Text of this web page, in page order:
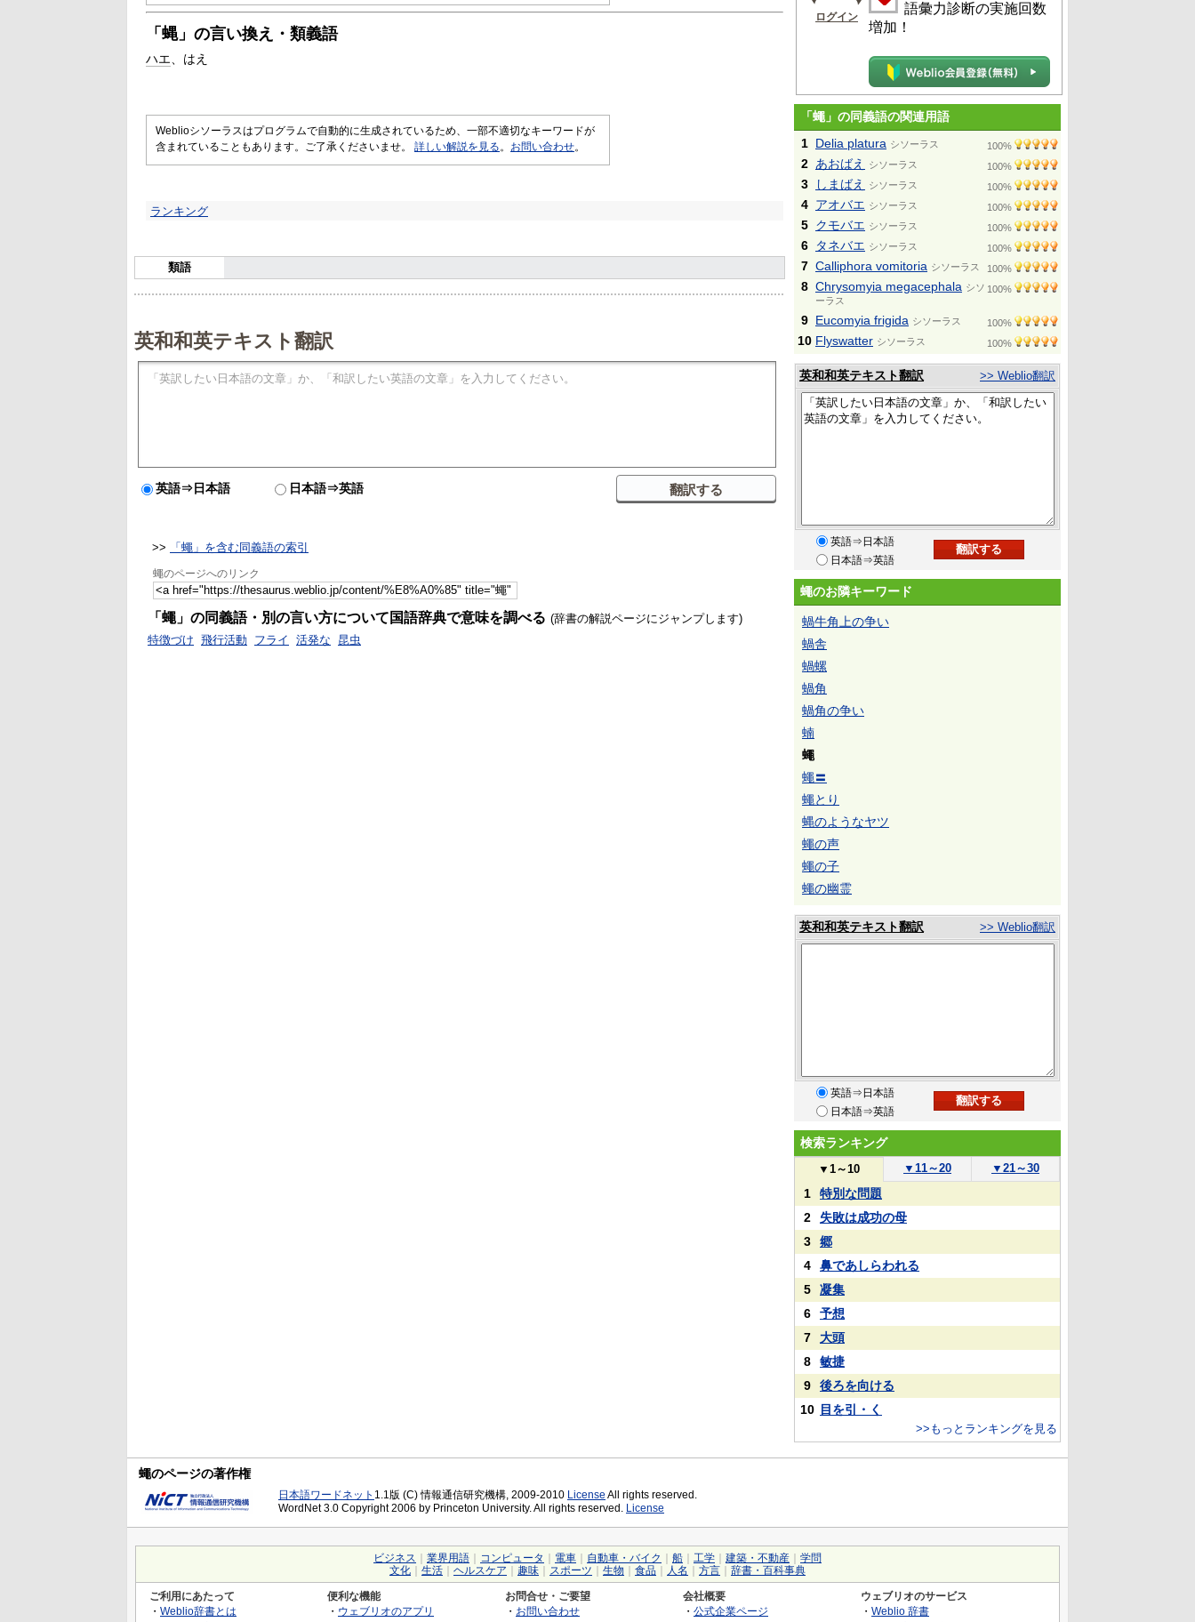
「 蝿」の言い換え・類義語
ハエ はえ
Weblioシソーラスはプログラムで自動的に生成されているため、一部不適切なキーワードが
含まれていることもあります。ご了承くださいませ。 詳しい解説を見る 。 お問い合わせ。
ランキング
類語
英和和英テキスト翻訳
英語⇒日本語 日本語⇒英語
>> 「蠅」を含む同義語の索引
蠅のページへのリンク
「蠅」の同義語・別の言い方について国語辞典で意味を調べる (辞書の解説ページにジャンプします)
特徴づけ 飛行活動 フライ 活発な 昆虫
ログイン
語彙力診断の実施回数
増加！
「蠅」の同義語の関連用語
1 Delia platura シソーラス 100%
2 あおばえ シソーラス 100%
3 しまばえ シソーラス 100%
4 アオバエ シソーラス 100%
5 クモバエ シソーラス 100%
6 タネバエ シソーラス 100%
7 Calliphora vomitoria シソーラス 100%
8 Chrysomyia megacephala シソ
ーラス
100%
9 Eucomyia frigida シソーラス 100%
10 Flyswatter シソーラス 100%
英和和英テキスト翻訳 >> Weblio翻訳
英語⇒日本語
日本語⇒英語
蠅のお隣キーワード
蝸牛角上の争い
蝸舎
蝸螺
蝸角
蝸角の争い
蝻
蠅
蠅〓
蠅とり
蝿のようなヤツ
蠅の声
蠅の子
蠅の幽霊
英和和英テキスト翻訳 >> Weblio翻訳
英語⇒日本語
日本語⇒英語
検索ランキング
▼ 1～10 ▼ 11～20 ▼ 21～30
1
特別な問題
2
失敗は成功の母
3
郷
4
鼻であしらわれる
5
凝集
6
予想
7
大頭
8
敏捷
9
後ろを向ける
10 目を引・く
>>もっとランキングを見る
蠅のページの著作権
日本語ワードネット 1.1版 (C) 情報通信研究機構, 2009-2010 License All rights reserved.
WordNet 3.0 Copyright 2006 by Princeton University. All rights reserved. License
ビジネス 業界用語 コンピュータ 電車 自動車・バイク 船 工学 建築・不動産
学問
文化
生活 ヘルスケア 趣味 スポーツ 生物 食品 人名 方言 辞書・百科事典
ご利用にあたって
・ Weblio辞書とは
便利な機能
・ ウェブリオのアプリ
お問合せ・ご要望
・ お問い合わせ
会社概要
・ 公式企業ページ
ウェブリオのサービス
・ Weblio 辞書